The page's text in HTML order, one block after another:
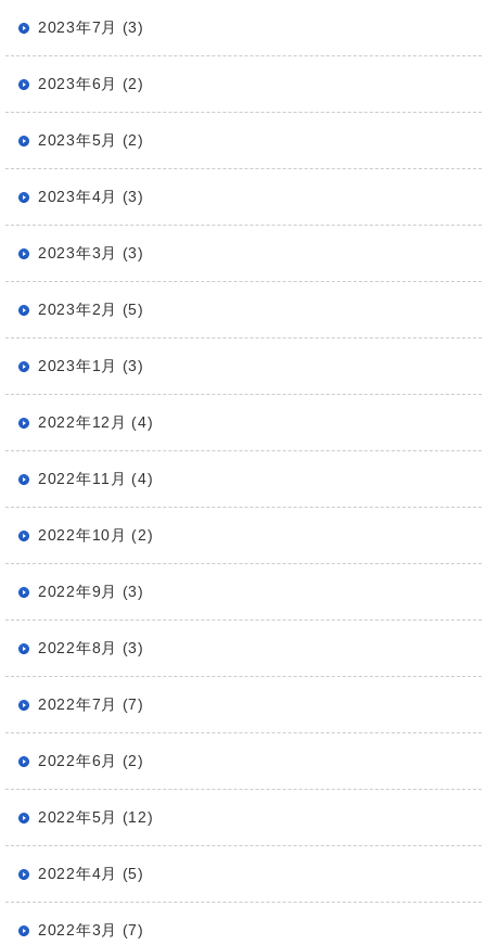
2023年7月 (3)
2023年6月 (2)
2023年5月 (2)
2023年4月 (3)
2023年3月 (3)
2023年2月 (5)
2023年1月 (3)
2022年12月 (4)
2022年11月 (4)
2022年10月 (2)
2022年9月 (3)
2022年8月 (3)
2022年7月 (7)
2022年6月 (2)
2022年5月 (12)
2022年4月 (5)
2022年3月 (7)